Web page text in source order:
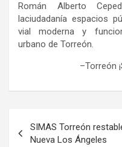
Román Alberto
laciudadanía espacios
vial
moderna y
urbano de Torreón.
–Torreón
de
SIMAS Torreón
Nueva Los Ángeles